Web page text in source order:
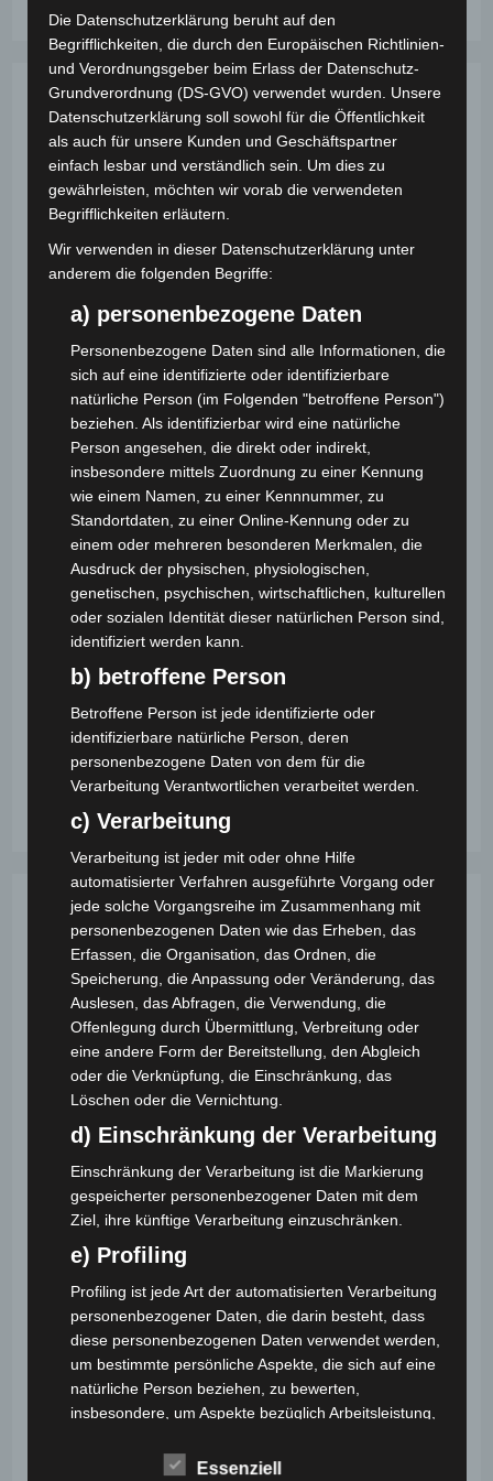
Kommt
Zurück
Nach
Wien
Close up of young people putting their hands together. Team
with stack of hands showing unity and teamwork.
Neues Angebot –
Teambuilding
Beitrags-
Autor:
admin
Beitrag
veröffentlicht:
14. März 2023
Beitrags-
Kategorie:
News
Beitrags-
Kommentare:
0 Kommentare
Teambuilding und Zauberei, das ist eine
Wer schon einmal bei einem guten Zauberer
gesessen ist und gemeinsam mit den anderen
Zusehern einen magischen Moment hatte,…
Neues
Angebot
–
Sommer Zaubercamps für
Kinder – Termine 2023
Beitrags-
Autor:
admin
Beitrag
veröffentlicht:
5. Januar 2023
Beitrags-
Kategorie:
News
Beitrags-
Kommentare:
0 Kommentare
Hast du schon mal daran gedacht zaubern zu lernen?
erscheinen oder auch verwandeln könnte? Oder die
Die Datenschutzerklärung beruht auf den
Begrifflichkeiten, die durch den Europäischen Richtlinien-
und Verordnungsgeber beim Erlass der Datenschutz-
Grundverordnung (DS-GVO) verwendet wurden. Unsere
Datenschutzerklärung soll sowohl für die Öffentlichkeit
als auch für unsere Kunden und Geschäftspartner
einfach lesbar und verständlich sein. Um dies zu
gewährleisten, möchten wir vorab die verwendeten
Begrifflichkeiten erläutern.
Wir verwenden in dieser Datenschutzerklärung unter
anderem die folgenden Begriffe:
a) personenbezogene Daten
Personenbezogene Daten sind alle Informationen, die
sich auf eine identifizierte oder identifizierbare
natürliche Person (im Folgenden "betroffene Person")
beziehen. Als identifizierbar wird eine natürliche
Person angesehen, die direkt oder indirekt,
insbesondere mittels Zuordnung zu einer Kennung
wie einem Namen, zu einer Kennnummer, zu
Standortdaten, zu einer Online-Kennung oder zu
einem oder mehreren besonderen Merkmalen, die
Ausdruck der physischen, physiologischen,
genetischen, psychischen, wirtschaftlichen, kulturellen
oder sozialen Identität dieser natürlichen Person sind,
identifiziert werden kann.
b) betroffene Person
Betroffene Person ist jede identifizierte oder
identifizierbare natürliche Person, deren
personenbezogene Daten von dem für die
Verarbeitung Verantwortlichen verarbeitet werden.
c) Verarbeitung
Verarbeitung ist jeder mit oder ohne Hilfe
automatisierter Verfahren ausgeführte Vorgang oder
jede solche Vorgangsreihe im Zusammenhang mit
personenbezogenen Daten wie das Erheben, das
Erfassen, die Organisation, das Ordnen, die
Speicherung, die Anpassung oder Veränderung, das
Auslesen, das Abfragen, die Verwendung, die
Offenlegung durch Übermittlung, Verbreitung oder
eine andere Form der Bereitstellung, den Abgleich
oder die Verknüpfung, die Einschränkung, das
Löschen oder die Vernichtung.
d) Einschränkung der Verarbeitung
Einschränkung der Verarbeitung ist die Markierung
gespeicherter personenbezogener Daten mit dem
Ziel, ihre künftige Verarbeitung einzuschränken.
e) Profiling
Profiling ist jede Art der automatisierten Verarbeitung
personenbezogener Daten, die darin besteht, dass
diese personenbezogenen Daten verwendet werden,
um bestimmte persönliche Aspekte, die sich auf eine
natürliche Person beziehen, zu bewerten,
insbesondere, um Aspekte bezüglich Arbeitsleistung,
Vorlieben, Interessen, Zuverlässigkeit, Verhalten,
Essenziell